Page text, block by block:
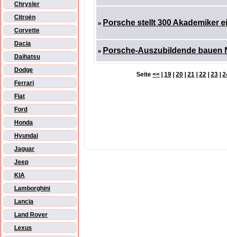
Chrysler
Citroën
Corvette
Dacia
Daihatsu
Dodge
Ferrari
Fiat
Ford
Honda
Hyundai
Jaguar
Jeep
KIA
Lamborghini
Lancia
Land Rover
Lexus
» Porsche stellt 300 Akademiker
» Porsche-Auszubildende bauen
Seite << 19 20 21 22 23